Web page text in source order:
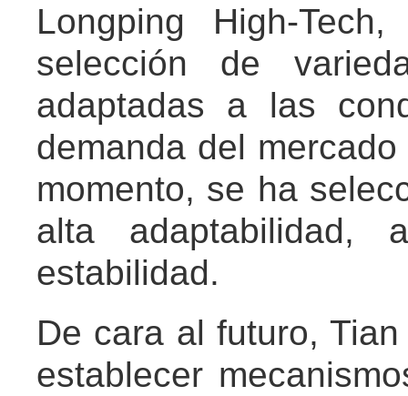
Longping High-
selección de
adaptadas a las
demanda del
momento, se ha
alta adaptabilidad,
estabilidad.
De cara al futuro,
establecer